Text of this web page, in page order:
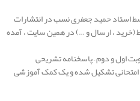
امتحان علوم تجربی هشتم ۸ توسط استاد حمید جعفری نسب در انتشارات
، ارسال و …) در همین سایت ، آمده
اول و دوم – پاسخنامه تشریحی
امتحانی تشکیل شده و یک کمک آموزشی